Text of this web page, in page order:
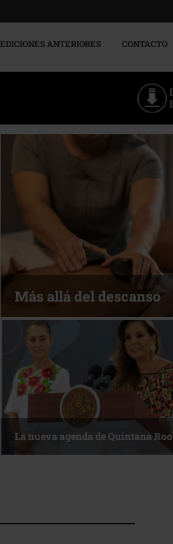
EDICIONES ANTERIORES CONTACTO
Más allá del descanso
La nueva agenda de Quintana Roo